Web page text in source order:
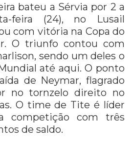
bateu a Sérvia por 2 a
feira (24), no Lusail
com vitória na Copa do
O triunfo contou com
sendo um deles o
até aqui. O ponto
de Neymar, flagrado
no tornzelo direito no
O time de Tite é líder
competição com três
de saldo.